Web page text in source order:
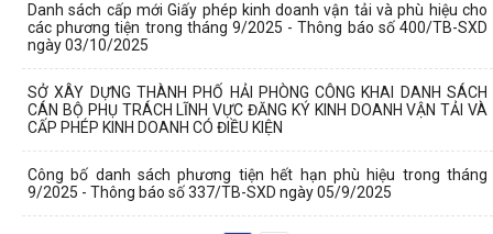
Danh sách cấp mới Giấy phép kinh doanh vận tải và phù hiệu cho
các phương tiện trong tháng 9/2025 - Thông báo số 400/TB-SXD
ngày 03/10/2025
SỞ XÂY DỰNG THÀNH PHỐ HẢI PHÒNG CÔNG KHAI DANH SÁCH
CÁN BỘ PHỤ TRÁCH LĨNH VỰC ĐĂNG KÝ KINH DOANH VẬN TẢI VÀ
CẤP PHÉP KINH DOANH CÓ ĐIỀU KIỆN
Công bố danh sách phương tiện hết hạn phù hiệu trong tháng
9/2025 - Thông báo số 337/TB-SXD ngày 05/9/2025